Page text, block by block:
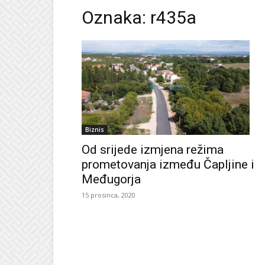
Oznaka: r435a
Biznis
Od srijede izmjena režima
prometovanja između Čapljine i
Međugorja
15 prosinca, 2020